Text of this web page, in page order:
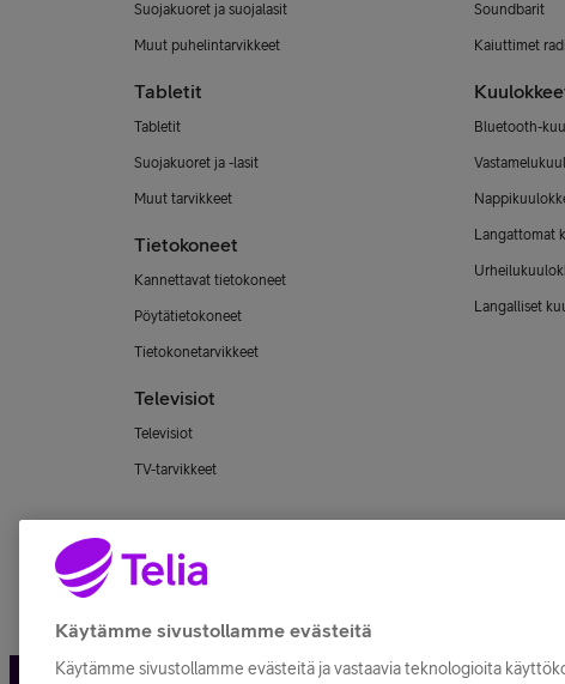
Suojakuoret ja suojalasit
Muut puhelintarvikkeet
Tabletit
Tabletit
Suojakuoret ja -lasit
Muut tarvikkeet
Tietokoneet
Kannettavat tietokoneet
Pöytätietokoneet
Tietokonetarvikkeet
Televisiot
Televisiot
TV-tarvikkeet
Soundbarit
Kaiuttimet
Bluetooth-
Langattomat
Langalliset
Käytämme sivustollamme evästeitä
Käytämme sivustollamme evästeitä ja vastaavia teknologioita